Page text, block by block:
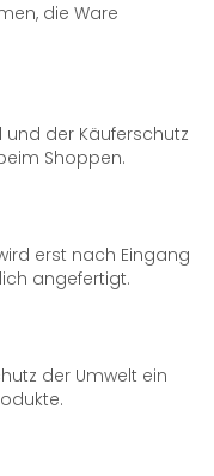
die Ware
und der Käuferschutz
Shoppen.
erst nach Eingang
angefertigt.
der Umwelt ein